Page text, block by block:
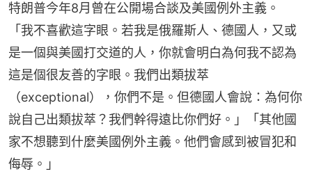
特朗普今年8月曾在公開場合談及美國例外主義。
「我不喜歡這字眼。若我是俄羅斯人、德國人，又或
是一個與美國打交道的人，你就會明白為何我不認為
這是個很友善的字眼。我們出類拔萃
（exceptional），你們不是。但德國人會說：為何你
說自己出類拔萃？我們幹得遠比你們好。」「其他國
家不想聽到什麼美國例外主義。他們會感到被冒犯和
侮辱。」